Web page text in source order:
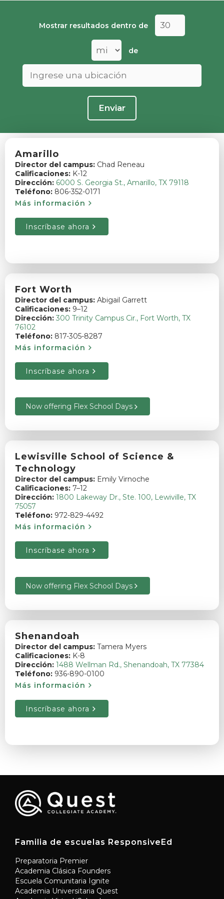
Mostrar resultados dentro de
de
Amarillo
Director del campus: Chad Reneau
Calificaciones: K-12
Dirección: 6000 S. Georgia St., Amarillo, TX 79118
Teléfono: 806-352-0171
Más información
Inscríbase ahora
Fort Worth
Director del campus: Abigail Garrett
Calificaciones: 9–12
Dirección: 300 Trinity Campus Cir., Fort Worth, TX
76102
Teléfono: 817-305-8287
Más información
Inscríbase ahora
Now offering Flex School Days
Lewisville School of Science &
Technology
Director del campus: Emily Virnoche
Calificaciones: 7–12
Dirección: 1800 Lakeway Dr., Ste. 100, Lewiville, TX
75057
Teléfono: 972-829-4492
Más información
Inscríbase ahora
Now offering Flex School Days
Shenandoah
Director del campus: Tamera Myers
Calificaciones: K-8
Dirección: 1488 Wellman Rd., Shenandoah, TX 77384
Teléfono: 936-890-0100
Más información
Inscríbase ahora
Familia de escuelas ResponsiveEd
Preparatoria Premier
Academia Clásica Founders
Escuela Comunitaria Ignite
Academia Universitaria Quest